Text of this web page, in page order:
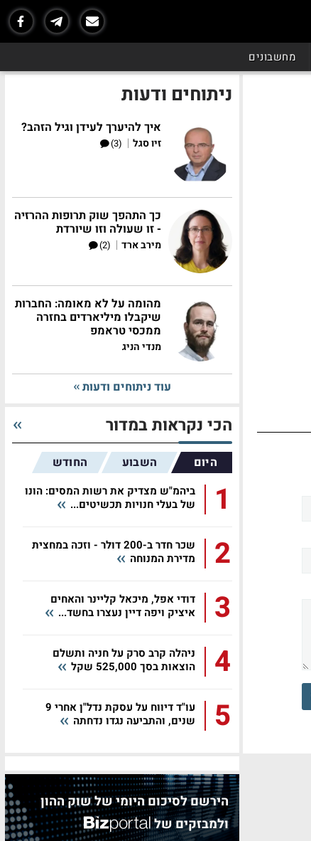
מחשבונים
ניתוחים ודעות
איך להיערך לעידן וגיל הזהב?
זיו סגל |
(3)
כך התהפך שוק תרופות ההרזיה
- זו שעולה וזו שיורדת
מירב ארד |
(2)
מהומה על לא מאומה: החברות
שיקבלו מיליארדים בחזרה
ממכסי טראמפ
מנדי הניג
עוד ניתוחים ודעות
הכי נקראות במדור
היום השבוע החודש
1
ביהמ"ש מצדיק את רשות המסים: הונו
של בעלי חנויות תכשיטים...
2
שכר חדר ב-200 דולר - וזכה במחצית
מדירת המנוחה
3
דודי אפל, מיכאל קליינר והאחים
איציק ויפה דיין נעצרו בחשד...
4
ניהלה קרב סרק על חניה ותשלם
הוצאות בסך 525,000 שקל
5
עו"ד דיווח על עסקת נדל"ן אחרי 9
שנים, והתביעה נגדו נדחתה
הירשם לסיכום היומי של שוק ההון
ולמבזקים של